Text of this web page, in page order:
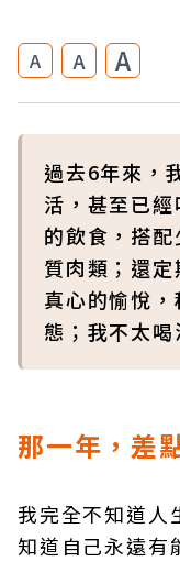
A A A
過去6年來，
活，甚至已
的飲食，搭
質肉類；還
真心的愉悅
態；我不太喝
那一年，差
我完全不知道人
知道自己永遠